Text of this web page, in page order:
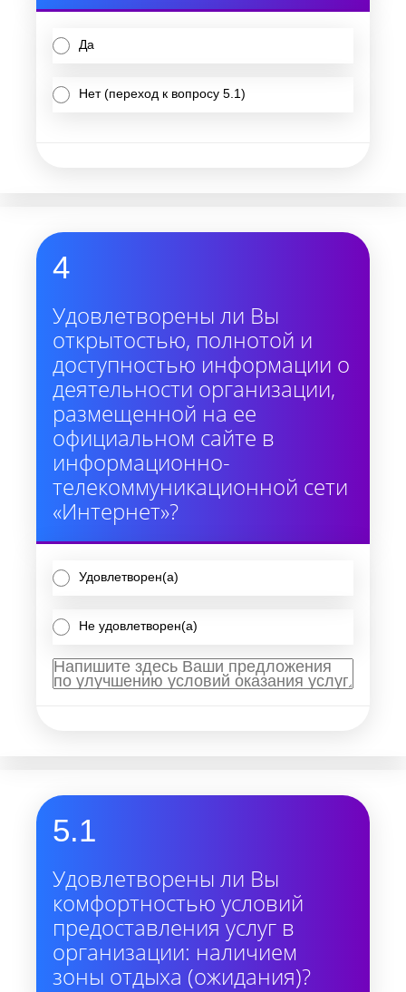
Да
Нет (переход к вопросу 5.1)
4
Удовлетворены ли Вы
открытостью, полнотой и
доступностью информации о
деятельности организации,
размещенной на ее
официальном сайте в
информационно-
телекоммуникационной сети
«Интернет»?
Удовлетворен(а)
Не удовлетворен(а)
5.1
Удовлетворены ли Вы
комфортностью условий
предоставления услуг в
организации: наличием
зоны отдыха (ожидания)?